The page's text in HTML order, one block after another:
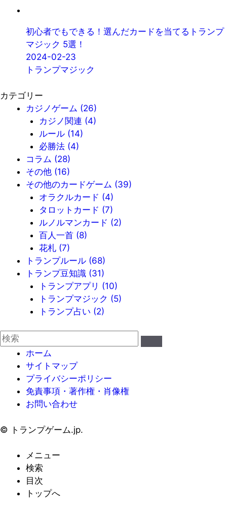
初心者でもできる！選んだカードを当てるトランプ
マジック 5選！
2024-02-23
トランプマジック
カテゴリー
カジノゲーム (26)
カジノ関連 (4)
ルール (14)
必勝法 (4)
コラム (28)
その他 (16)
その他のカードゲーム (39)
オラクルカード (4)
タロットカード (7)
ルノルマンカード (2)
百人一首 (8)
花札 (7)
トランプルール (68)
トランプ豆知識 (31)
トランプアプリ (10)
トランプマジック (5)
トランプ占い (2)
ホーム
サイトマップ
プライバシーポリシー
免責事項・著作権・肖像権
お問い合わせ
© トランプゲーム.jp.
メニュー
検索
目次
トップへ